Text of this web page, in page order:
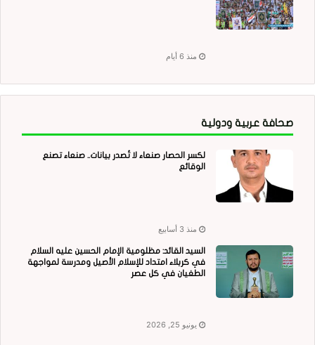
منذ 6 أيام
صحافة عربية ودولية
لكسر الحصار صنعاء لا تُصدر بيانات.. صنعاء تصنع
الوقائع
منذ 3 أسابيع
السيد القائد: مظلومية الإمام الحسين عليه السلام
في كربلاء امتداد للإسلام الأصيل ومدرسة لمواجهة
الطغيان في كل عصر
يونيو 25, 2026